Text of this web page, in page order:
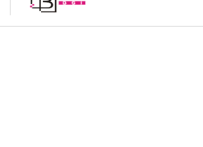
سکوریت و حتی مدل‌های بدون چهارچوب